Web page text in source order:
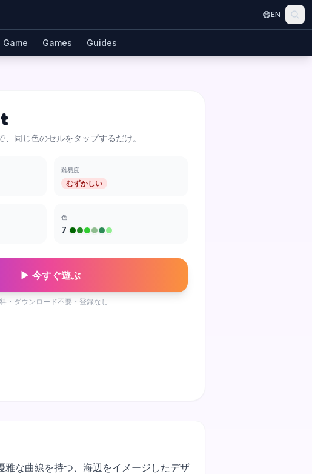
EN
Games Guides
同じ色のセルをタップするだけ。
難易度
むずかしい
色
7
▶ 今すぐ遊ぶ
・ダウンロード不要・登録なし
な曲線を持つ、海辺をイメージしたデザ